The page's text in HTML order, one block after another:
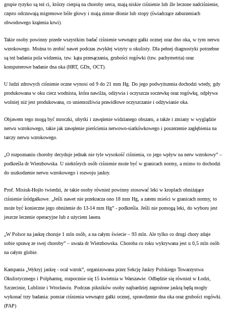
grupie ryzyko są też ci, którzy cierpią na choroby serca, mają niskie ciśnienie lub źle leczone nadciśnienie,
często odczuwają migrenowe bóle głowy i mają zimne dłonie lub stopy (świadczące zaburzeniach
obwodowego krążenia krwi).
Takie osoby powinny przede wszystkim badać ciśnienie wewnątrz gałki ocznej oraz dno oka, w tym nerwu
wzrokowego. Można to zrobić nawet podczas zwykłej wizyty u okulisty. Dla pełnej diagnostyki potrzebne
są też badania pola widzenia, tzw. kąta przesączania, grubości rogówki (tzw. pachymetria) oraz
komputerowe badanie dna oka (HRT, GDx, OCT).
U ludzi zdrowych ciśnienie oczne wynosi od 9 do 21 mm Hg. Do jego podwyższenia dochodzi wtedy, gdy
produkowana w oku ciecz wodnista, która nawilża, odżywia i oczyszcza soczewkę oraz rogówkę, odpływa
wolniej niż jest produkowana, co uniemożliwia prawidłowe oczyszczanie i odżywianie oka.
Objawem tego mogą być mroczki, ubytki i zawężenie widzianego obszaru, a także i zmiany w wyglądzie
nerwu wzrokowego, takie jak zawężenie pierścienia nerwowo-siatkówkowego i poszerzenie zagłębienia na
tarczy nerwu wzrokowego.
„O rozpoznaniu choroby decyduje jednak nie tyle wysokość ciśnienia, co jego wpływ na nerw wzrokowy” –
podkreśla dr Wierzbowska. U niektórych osób ciśnienie może być w granicach normy, a mimo to dochodzi
do uszkodzenie nerwu wzrokowego i rozwoju jaskry.
Prof. Misiuk-Hojło twierdzi, że takie osoby również powinny stosować leki w kroplach obniżające
ciśnienie śródgałkowe. „Jeśli nawet nie przekracza ono 18 mm Hg, a zatem mieści w granicach normy, to
może być konieczne jego obniżenie do 13-14 mm Hg” - podkreśla. Jeśli nie pomogą leki, do wyboru jest
jeszcze leczenie operacyjne lub z użyciem lasera.
„W Polsce na jaskrę choruje 1 mln osób, a na całym świecie – 93 mln. Ale tylko co drugi chory zdaje
sobie sprawę ze swej choroby” – uważa dr Wierzbowska. Choroba co roku wykrywana jest u 0,5 mln osób
na całym globie.
Kampania „Wykryj jaskrę - ocal wzrok”, organizowana przez Sekcję Jaskry Polskiego Towarzystwa
Okulistycznego i Polpharmę, rozpocznie się 15 kwietnia w Warszawie. Odbędzie się również w Łodzi,
Szczecinie, Lublinie i Wrocławiu. Podczas pikników osoby najbardziej zagrożone jaskrą będą mogły
wykonać trzy badania: pomiar ciśnienia wewnątrz gałki ocznej, sprawdzenie dna oka oraz grubości rogówki.
(PAP)